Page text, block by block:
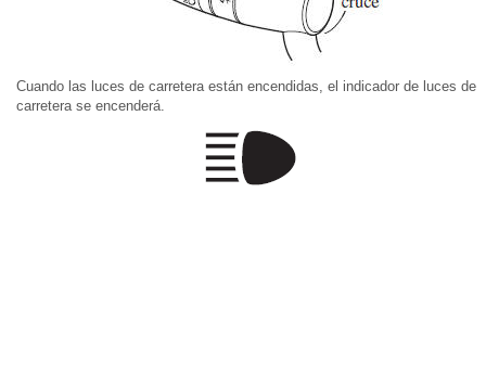
Cuando las luces de carretera están encendidas, el indicador de luces de
carretera se encenderá.